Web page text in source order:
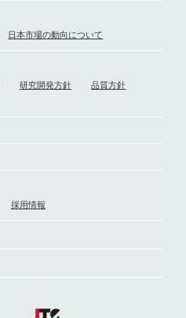
日本市場の動向について
研究開発方針
品質方針
採用情報